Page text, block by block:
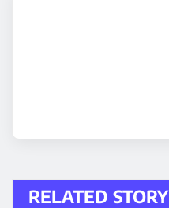
RELATED STORY